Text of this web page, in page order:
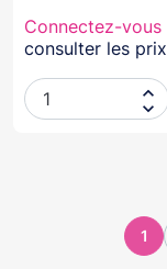
Connectez-vous
consulter les prix


1